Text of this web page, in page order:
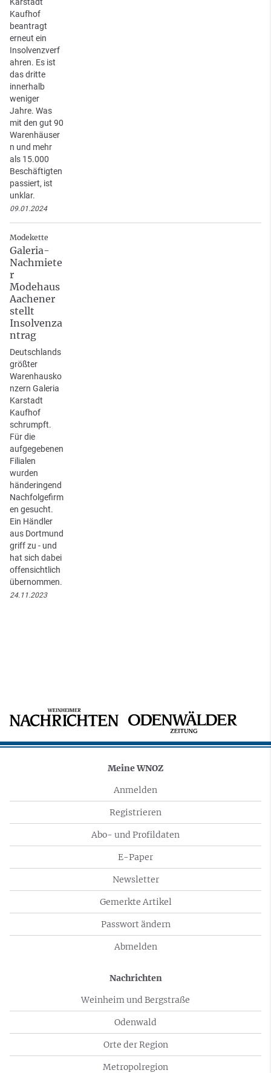
Kaufhof
beantragt
erneut ein
Insolvenzverf
ahren. Es ist
das dritte
innerhalb
weniger
Jahre. Was
mit den gut 90
Warenhäuser
n und mehr
als 15.000
Beschäftigten
passiert, ist
unklar.
09.01.2024
Modekette
Galeria-
Nachmiete
r
Modehaus
Aachener
stellt
Insolvenza
ntrag
Deutschlands
größter
Warenhausko
nzern Galeria
Karstadt
Kaufhof
schrumpft.
Für die
aufgegebenen
Filialen
wurden
händeringend
Nachfolgefirm
en gesucht.
Ein Händler
aus Dortmund
griff zu - und
hat sich dabei
offensichtlich
übernommen.
24.11.2023
Meine WNOZ
Anmelden
Registrieren
Abo- und Profildaten
E-Paper
Newsletter
Gemerkte Artikel
Passwort ändern
Abmelden
Nachrichten
Weinheim und Bergstraße
Odenwald
Orte der Region
Metropolregion